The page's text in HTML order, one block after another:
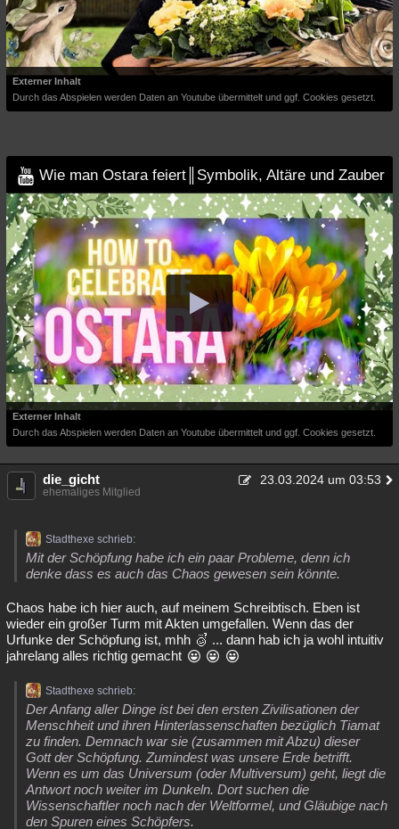
Externer Inhalt
Durch das Abspielen werden Daten an Youtube übermittelt und ggf. Cookies gesetzt.
Wie man Ostara feiert║Symbolik, Altäre und Zauber
Externer Inhalt
Durch das Abspielen werden Daten an Youtube übermittelt und ggf. Cookies gesetzt.
die_gicht 23.03.2024 um 03:53
ehemaliges Mitglied
Stadthexe schrieb:
Mit der Schöpfung habe ich ein paar Probleme, denn ich
denke dass es auch das Chaos gewesen sein könnte.
Chaos habe ich hier auch, auf meinem Schreibtisch. Eben ist
wieder ein großer Turm mit Akten umgefallen. Wenn das der
Urfunke der Schöpfung ist, mhh
... dann hab ich ja wohl intuitiv
jahrelang alles richtig gemacht
Stadthexe schrieb:
Der Anfang aller Dinge ist bei den ersten Zivilisationen der
Menschheit und ihren Hinterlassenschaften bezüglich Tiamat
zu finden. Demnach war sie (zusammen mit Abzu) dieser
Gott der Schöpfung. Zumindest was unsere Erde betrifft.
Wenn es um das Universum (oder Multiversum) geht, liegt die
Antwort noch weiter im Dunkeln. Dort suchen die
Wissenschaftler noch nach der Weltformel, und Gläubige nach
den Spuren eines Schöpfers.